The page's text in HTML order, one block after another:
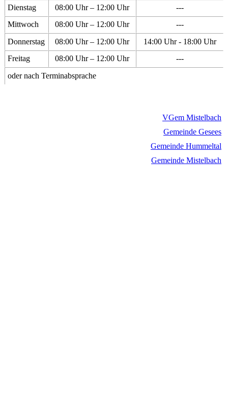
Dienstag
08:00 Uhr – 12:00 Uhr
---
Mittwoch
08:00 Uhr – 12:00 Uhr
---
Donnerstag
08:00 Uhr – 12:00 Uhr
14:00 Uhr - 18:00 Uhr
Freitag
08:00 Uhr – 12:00 Uhr
---
oder nach Terminabsprache
VGem Mistelbach
Gemeinde Gesees
Gemeinde Hummeltal
Gemeinde Mistelbach